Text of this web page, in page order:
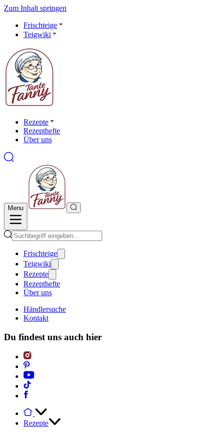
Zum Inhalt springen
Frischteige
Teigwiki
Rezepte
Rezepthefte
Über uns
Menu
Frischteige
Teigwiki
Rezepte
Rezepthefte
Über uns
Händlersuche
Kontakt
Du findest uns auch hier
Rezepte